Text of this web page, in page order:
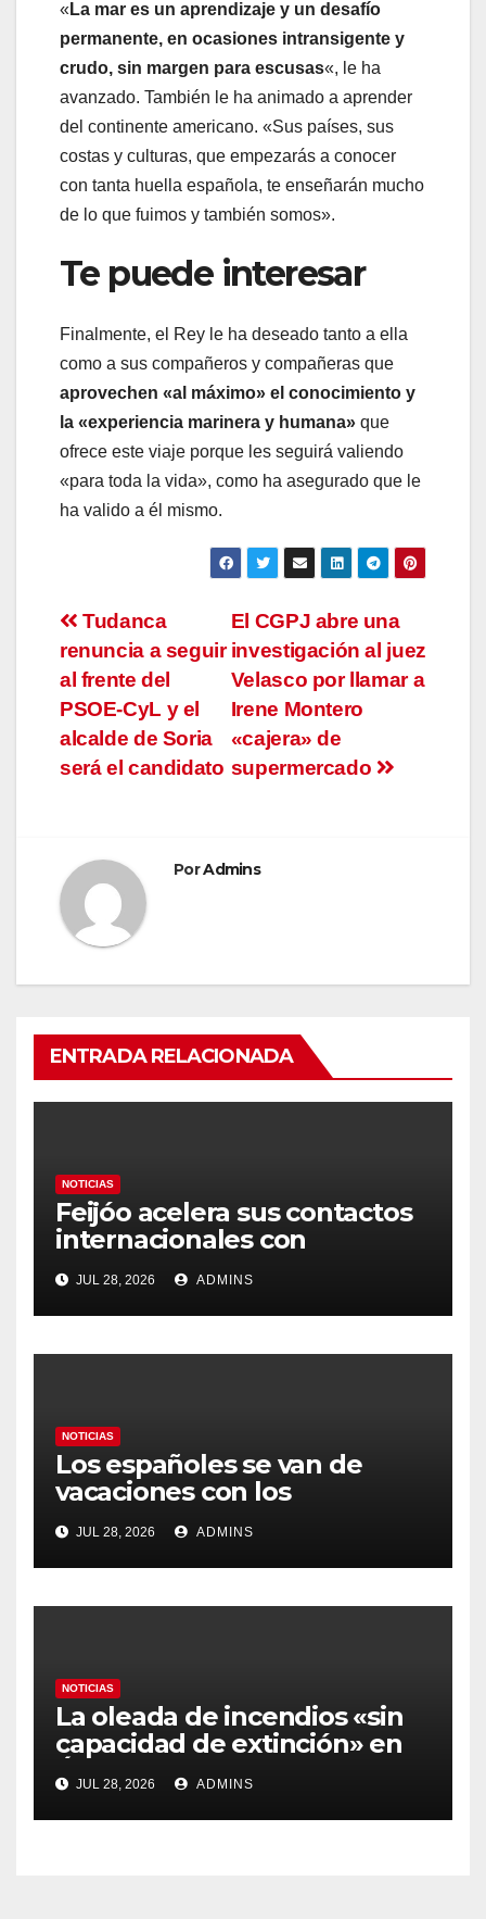
« La mar es un aprendizaje y un desafío
permanente, en ocasiones intransigente y
crudo, sin margen para escusas«, le ha
avanzado. También le ha animado a aprender
del continente americano. «Sus países, sus
costas y culturas, que empezarás a conocer
con tanta huella española, te enseñarán mucho
de lo que fuimos y también somos».
Te puede interesar
Finalmente, el Rey le ha deseado tanto a ella
como a sus compañeros y compañeras que
aprovechen «al máximo» el conocimiento y
la «experiencia marinera y humana» que
ofrece este viaje porque les seguirá valiendo
«para toda la vida», como ha asegurado que le
ha valido a él mismo.
Navegación
de
entradas
El CGPJ abre una
investigación al juez
Velasco por llamar a
Irene Montero
«cajera» de
supermercado
Tudanca
renuncia a seguir
al frente del
PSOE-CyL y el
alcalde de Soria
será el candidato
PorAdmins
ENTRADA RELACIONADA
NOTICIAS
Feijóo acelera sus contactos
internacionales con
Latinoamérica como socio
prioritario en su agenda de
gobierno
JUL 28, 2026 ADMINS
NOTICIAS
Los españoles se van de
vacaciones con los
carburantes hasta un 21%
más caros que el año pasado
y los hoteles disparados
JUL 28, 2026 ADMINS
NOTICIAS
La oleada de incendios «sin
capacidad de extinción» en
Ávila y al oeste de Madrid
obliga a declarar la
emergencia nacional
JUL 28, 2026 ADMINS